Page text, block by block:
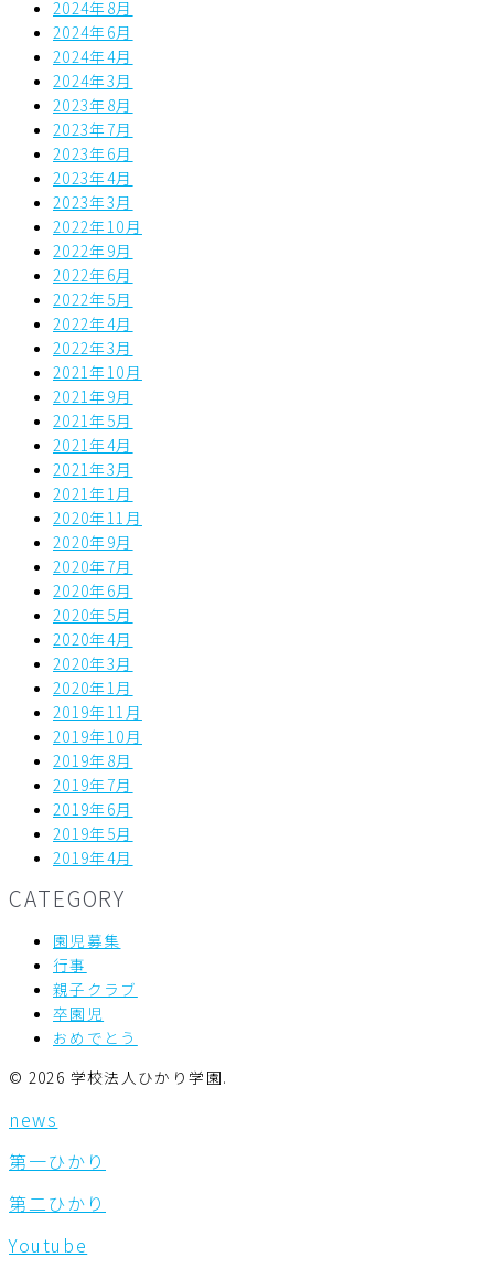
2024年8月
2024年6月
2024年4月
2024年3月
2023年8月
2023年7月
2023年6月
2023年4月
2023年3月
2022年10月
2022年9月
2022年6月
2022年5月
2022年4月
2022年3月
2021年10月
2021年9月
2021年5月
2021年4月
2021年3月
2021年1月
2020年11月
2020年9月
2020年7月
2020年6月
2020年5月
2020年4月
2020年3月
2020年1月
2019年11月
2019年10月
2019年8月
2019年7月
2019年6月
2019年5月
2019年4月
CATEGORY
園児募集
行事
親子クラブ
卒園児
おめでとう
© 2026 学校法人ひかり学園.
news
第一ひかり
第二ひかり
Youtube